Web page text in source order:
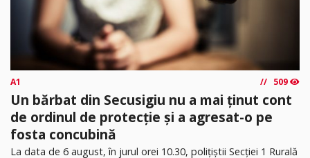
A1 509
Un bărbat din Secusigiu nu a mai ținut cont
de ordinul de protecție și a agresat-o pe
fosta concubină
​La data de 6 august, în jurul orei 10.30, polițiștii Secției 1 Rurală